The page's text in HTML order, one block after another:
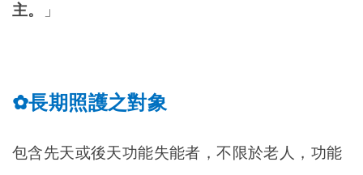
主。
」
✿長期照護之對象
包含先天或後天功能失能者，不限於老人，功能